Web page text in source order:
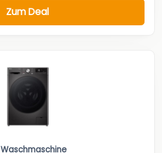
Zum Deal
Waschmaschine